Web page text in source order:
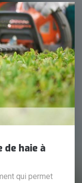
haie à
qui permet